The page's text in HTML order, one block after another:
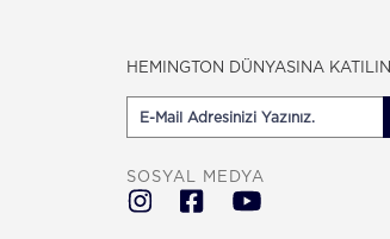
HEMINGTON DÜNYASINA KATILIN
SOSYAL MEDYA